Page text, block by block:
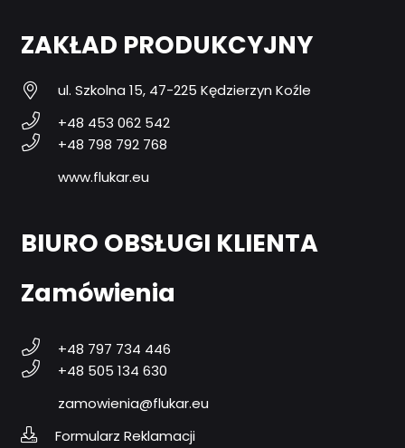
ZAKŁAD PRODUKCYJNY
ul. Szkolna 15, 47-225 Kędzierzyn Koźle
+48 453 062 542
+48 798 792 768
www.flukar.eu
BIURO OBSŁUGI KLIENTA
Zamówienia
+48 797 734 446
+48 505 134 630
zamowienia@flukar.eu
Formularz Reklamacji